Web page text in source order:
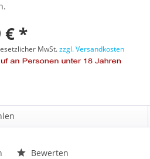
€ *
MwSt.zzgl. Versandkosten
Bewerten